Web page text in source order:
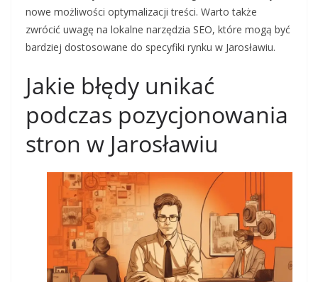
nowe możliwości optymalizacji treści. Warto także
zwrócić uwagę na lokalne narzędzia SEO, które mogą być
bardziej dostosowane do specyfiki rynku w Jarosławiu.
Jakie błędy unikać
podczas pozycjonowania
stron w Jarosławiu